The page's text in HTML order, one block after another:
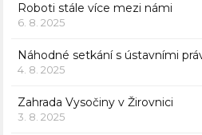
Roboti stále více mezi námi
6. 8. 2025
Náhodné setkání s ústavními
4. 8. 2025
Zahrada Vysočiny v Žirovnici
3. 8. 2025